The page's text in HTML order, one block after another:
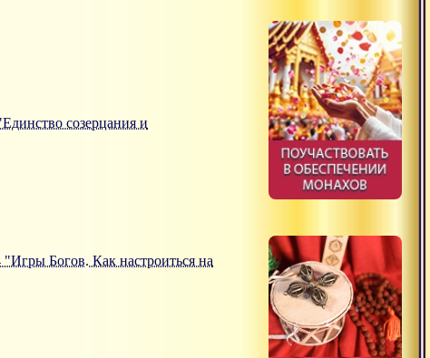
созерцания и
Богов. Как настроиться на